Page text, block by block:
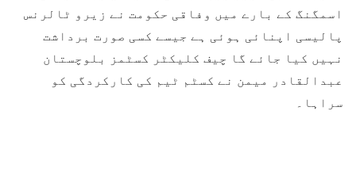
اسمگنگ کے بارے میں وفاقی حکومت نے زیرو ٹالرنس
پالیسی اپنائی ہوئی ہے جیسے کسی صورت برداشت
نہیں کیا جائے گا چیف کلیکٹر کسٹمز بلوچستان
عبدالقادر میمن نے کسٹم ٹیم کی کارکردگی کو
سراہا۔